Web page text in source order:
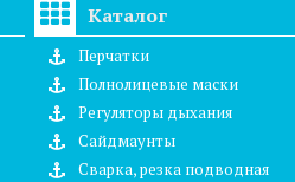
Каталог
Перчатки
Полнолицевые маски
Регуляторы дыхания
Сайдмаунты
Сварка, резка подводная